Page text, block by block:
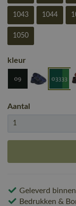
1043 1044
1050
kleur
Aantal
Geleverd
Bedrukken &